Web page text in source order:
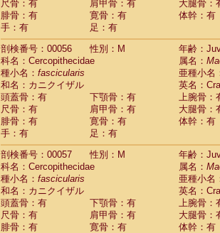
尺骨：有
肩甲骨：有
大腿骨：
腓骨：有
寛骨：有
体幹：有
手：有
足：有
剖検番号：00056
性別：M
年齢：
科名：Cercopithecidae
属名：
種小名： fascicularis
亜種小名
和名：カニクイザル
英名：
頭蓋骨：有
下顎骨：有
上腕骨：
尺骨：有
肩甲骨：有
大腿骨：
腓骨：有
寛骨：有
体幹：有
手：有
足：有
剖検番号：00057
性別：M
年齢：
科名：Cercopithecidae
属名：
種小名： fascicularis
亜種小名
和名：カニクイザル
英名：
頭蓋骨：有
下顎骨：有
上腕骨：
尺骨：有
肩甲骨：有
大腿骨：
腓骨：有
寛骨：有
体幹：有